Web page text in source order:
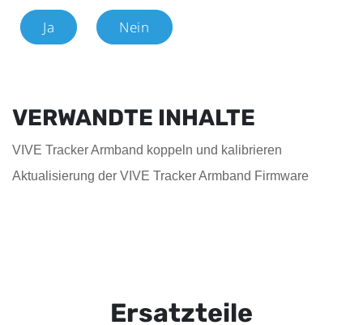
Ja Nein
VERWANDTE INHALTE
VIVE Tracker Armband koppeln und kalibrieren
Aktualisierung der VIVE Tracker Armband Firmware
Ersatzteile